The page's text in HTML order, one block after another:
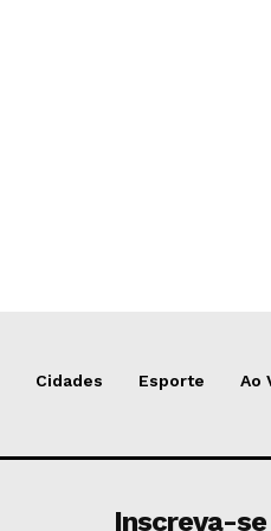
Cidades Esporte Ao
Inscreva-se